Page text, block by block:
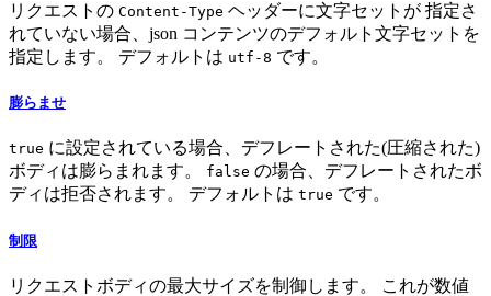
リクエストの Content-Type ヘッダーに文字セットが 指定さ
れていない場合、json コンテンツのデフォルト文字セットを
指定します。 デフォルトは utf-8 です。
膨らませ
true に設定されている場合、デフレートされた(圧縮された)
ボディは膨らまれます。
false の場合、デフレートされたボ
ディは拒否されます。 デフォルトは true です。
制限
リクエストボディの最大サイズを制御します。 これが数値